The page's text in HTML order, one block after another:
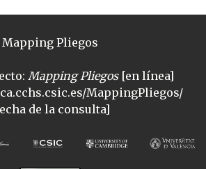
Mapping Pliegos
Mapping Pliegos[en línea]
MappingPliegos/
de la consulta]